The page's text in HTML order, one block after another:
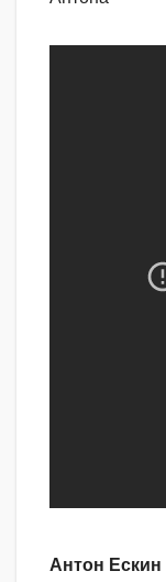
Антон Ескин